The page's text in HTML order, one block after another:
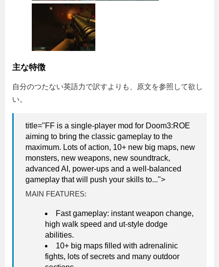
主な特徴
自分のつたない英語力で訳すよりも、原文を参照して欲し
い。
title="FF is a single-player mod for Doom3:ROE
aiming to bring the classic gameplay to the
maximum. Lots of action, 10+ new big maps, new
monsters, new weapons, new soundtrack,
advanced AI, power-ups and a well-balanced
gameplay that will push your skills to...">
MAIN FEATURES:
Fast gameplay: instant weapon change,
high walk speed and ut-style dodge
abilities.
10+ big maps filled with adrenalinic
fights, lots of secrets and many outdoor